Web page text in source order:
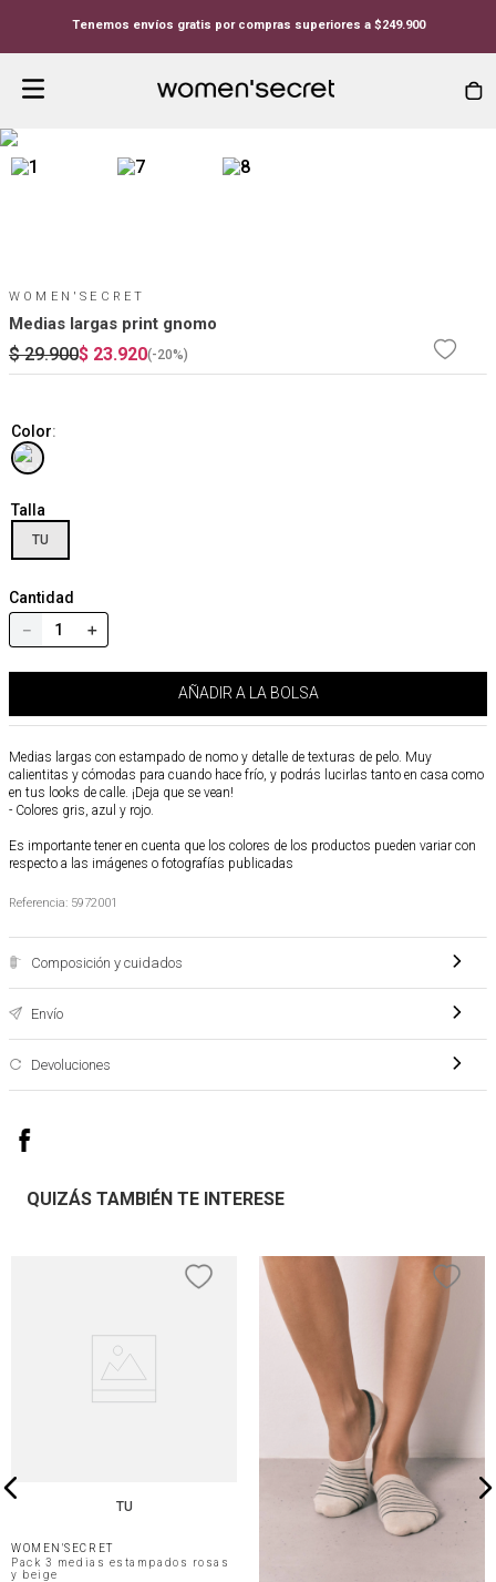
Tenemos envíos gratis por compras superiores a $249.900
WOMEN'SECRET
Medias largas print gnomo
$ 29.900$ 23.920(-20%)
Color:
Talla
TU
Cantidad
＋
－
AÑADIR A LA BOLSA
Medias largas con estampado de nomo y detalle de texturas de pelo. Muy
calientitas y cómodas para cuando hace frío, y podrás lucirlas tanto en casa como
en tus looks de calle. ¡Deja que se vean!
- Colores gris, azul y rojo.
Es importante tener en cuenta que los colores de los productos pueden variar con
respecto a las imágenes o fotografías publicadas
Referencia: 5972001
Composición y cuidados
Envío
Devoluciones
QUIZÁS TAMBIÉN TE INTERESE
TU
WOMEN'SECRET
Pack 3 medias estampados rosas
y beige